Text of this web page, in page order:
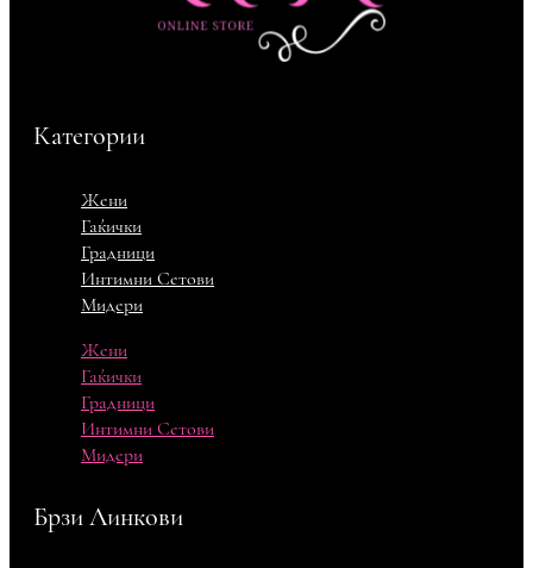
Категории
Жени
Гаќички
Градници
Интимни Сетови
Мидери
Жени
Гаќички
Градници
Интимни Сетови
Мидери
Брзи Линкови